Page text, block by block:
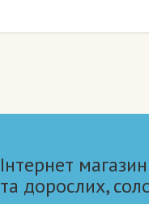
Інтернет
та дорослих,